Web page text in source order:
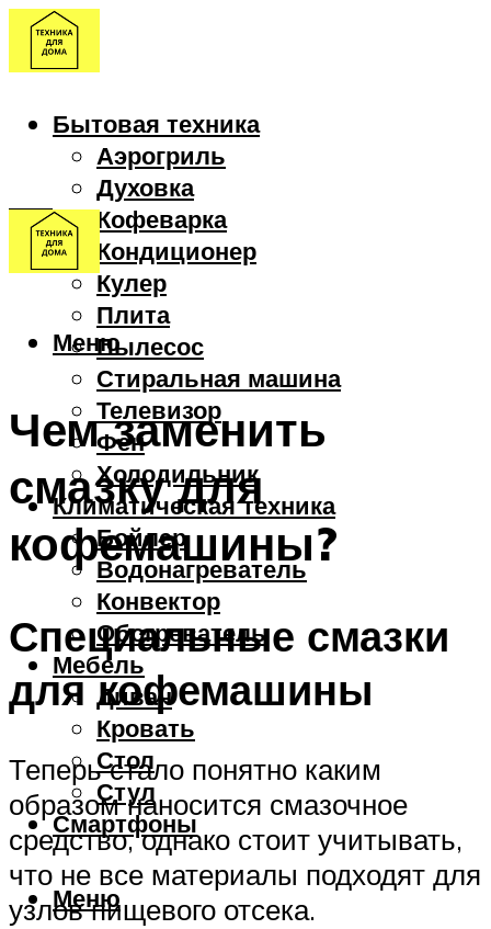
Бытовая техника
Аэрогриль
Духовка
Кофеварка
Кондиционер
Кулер
Плита
Пылесос
Стиральная машина
Телевизор
Фен
Холодильник
Климатическая техника
Бойлер
Водонагреватель
Конвектор
Обогреватель
Мебель
Диван
Кровать
Стол
Стул
Смартфоны
Меню
Меню
Чем заменить
смазку для
кофемашины?
Специальные смазки
для кофемашины
Теперь стало понятно каким
образом наносится смазочное
средство, однако стоит учитывать,
что не все материалы подходят для
узлов пищевого отсека.